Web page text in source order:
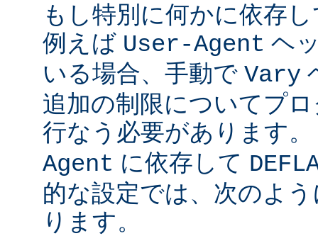
もし特別に何かに依存
例えば User-Agent ヘ
いる場合、手動で Vary
追加の制限についてプ
行なう必要があります
Agent に依存して
的な設定では、次のよ
ります。